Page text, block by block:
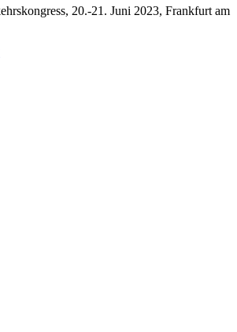
20.-21. Juni 2023, Frankfurt am